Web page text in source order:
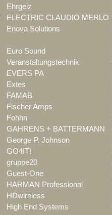
Ehrgeiz
ELECTRIC CLAUDIO MERLO
Enova Solutions
Euro Sound
Veranstaltungstechnik
EVERS PA
Extes
FAMAB
Fischer Amps
Fohhn
GAHRENS + BATTERMANN
George P. Johnson
GO4IT!
gruppe20
Guest-One
HARMAN Professional
HDwireless
High End Systems